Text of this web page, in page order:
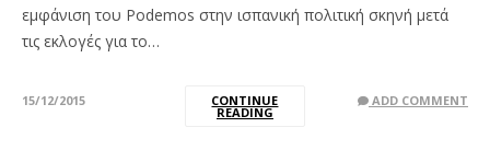
εμφάνιση του Podemos στην ισπανική πολιτική σκηνή μετά
τις εκλογές για το…
15/12/2015 CONTINUE
READING
ADD COMMENT